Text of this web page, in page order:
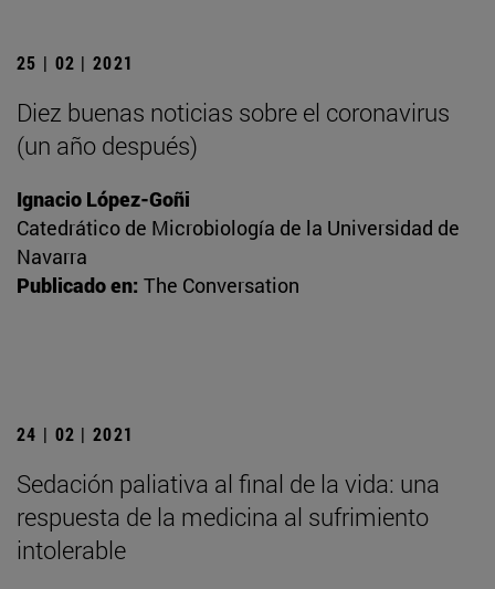
25 | 02 | 2021
Diez buenas noticias sobre el coronavirus
(un año después)
Ignacio López-Goñi
Catedrático de Microbiología de la Universidad de
Navarra
Publicado en: The Conversation
24 | 02 | 2021
Sedación paliativa al final de la vida: una
respuesta de la medicina al sufrimiento
intolerable